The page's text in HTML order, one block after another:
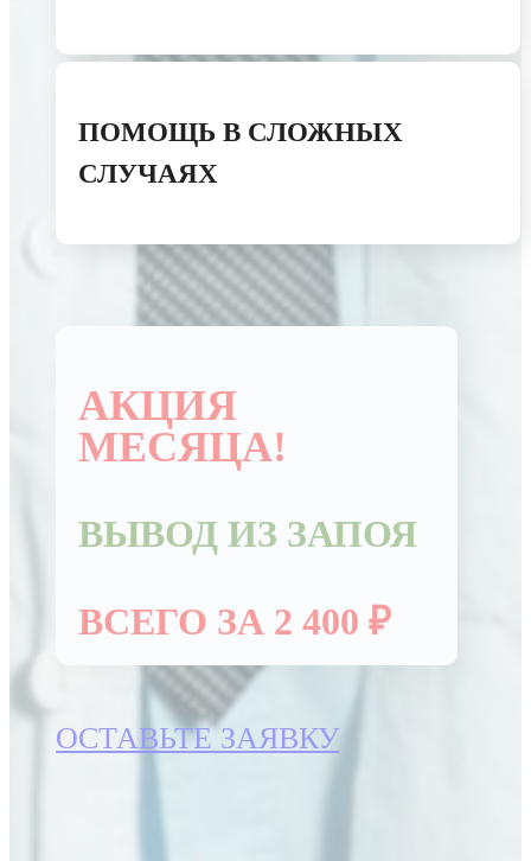
ПОМОЩЬ В СЛОЖНЫХ
СЛУЧАЯХ
АКЦИЯ
МЕСЯЦА!
ВЫВОД ИЗ ЗАПОЯ
ВСЕГО ЗА 2 400 ₽
ОСТАВЬТЕ ЗАЯВКУ